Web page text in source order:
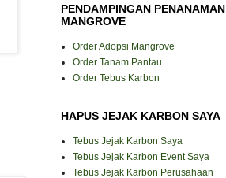
PENDAMPINGAN PENANAMAN
MANGROVE
Order Adopsi Mangrove
Order Tanam Pantau
Order Tebus Karbon
HAPUS JEJAK KARBON SAYA
Tebus Jejak Karbon Saya
Tebus Jejak Karbon Event Saya
Tebus Jejak Karbon Perusahaan